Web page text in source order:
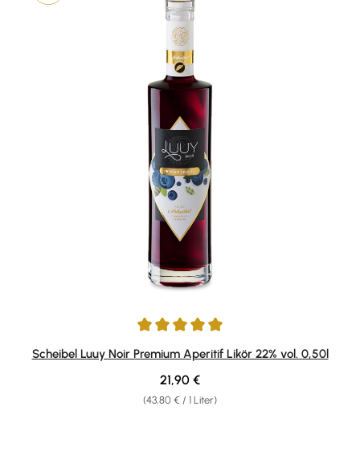
Durchschnittliche Bewertung von 5 von 5 Sternen
Scheibel Luuy Noir Premium Aperitif Likör 22% vol. 0,50l
(43,80 € / 1 Liter)
Regulärer Preis:
21,90 €